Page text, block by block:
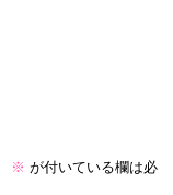
※ が付いている欄は必